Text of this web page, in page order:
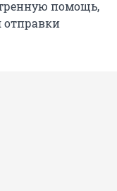
помощь,